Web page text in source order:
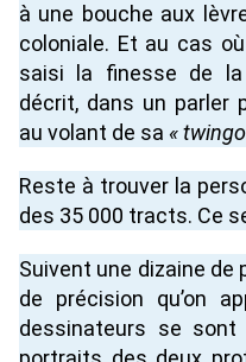
à une bouche aux
coloniale. Et au cas
saisi la finesse de la
décrit, dans un parler
au volant de sa «
Reste à trouver la
des 35 000 tracts. Ce
Suivent une dizaine
de précision qu’on
dessinateurs se sont